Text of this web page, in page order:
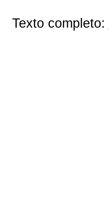
Texto completo: